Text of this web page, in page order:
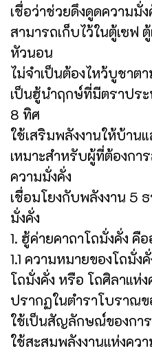
เชื่อว่าช่วยดึงดูดความมั่
สามารถเก็บไว้ในตู้เซฟ
หัวนอน
ไม่จำเป็นต้องไหว้บูชาต
เป็นฮู้นำฤกษ์ที่มีตราประ
8 ทิศ
ใช้เสริมพลังงานให้บ้าน
เหมาะสำหรับผู้ที่ต้องก
ความมั่งคั่ง
เชื่อมโยงกับพลังงาน 5
มั่งคั่ง
1. ฮู้ค่ายคาถาโถมั่งคั่ง คือ
1.1 ความหมายของโถมั่งคั่
โถมั่งคั่ง หรือ โถศิลาแห่
ปรากฏในตำราโบราณข
ใช้เป็นสัญลักษณ์ของกา
ใช้สะสมพลังงานแห่งค